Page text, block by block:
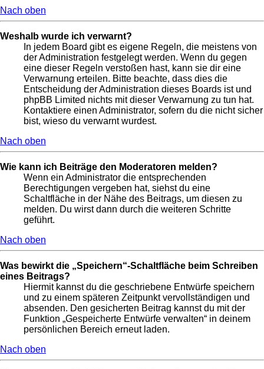
Nach oben
Weshalb wurde ich verwarnt?
In jedem Board gibt es eigene Regeln, die meistens von
der Administration festgelegt werden. Wenn du gegen
eine dieser Regeln verstoßen hast, kann sie dir eine
Verwarnung erteilen. Bitte beachte, dass dies die
Entscheidung der Administration dieses Boards ist und
phpBB Limited nichts mit dieser Verwarnung zu tun hat.
Kontaktiere einen Administrator, sofern du die nicht sicher
bist, wieso du verwarnt wurdest.
Nach oben
Wie kann ich Beiträge den Moderatoren melden?
Wenn ein Administrator die entsprechenden
Berechtigungen vergeben hat, siehst du eine
Schaltfläche in der Nähe des Beitrags, um diesen zu
melden. Du wirst dann durch die weiteren Schritte
geführt.
Nach oben
Was bewirkt die „Speichern“-Schaltfläche beim Schreiben
eines Beitrags?
Hiermit kannst du die geschriebene Entwürfe speichern
und zu einem späteren Zeitpunkt vervollständigen und
absenden. Den gesicherten Beitrag kannst du mit der
Funktion „Gespeicherte Entwürfe verwalten“ in deinem
persönlichen Bereich erneut laden.
Nach oben